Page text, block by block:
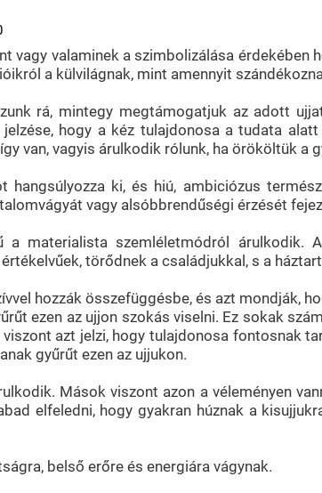
valaminek a szimbolizálása érdekében
a külvilágnak, mint amennyit
rá, mintegy megtámogatjuk az adott
hogy a kéz tulajdonosa a tudata
van, vagyis árulkodik rólunk, ha örököltük a
hangsúlyozza ki, és hiú, ambiciózus
vagy alsóbbrendűségi érzését
a materialista szemléletmódról árulkodik.
törődnek a családjukkal, s a
hozzák összefüggésbe, és azt mondják,
ezen az ujjon szokás viselni. Ez sokak
viszont azt jelzi, hogy tulajdonosa fontosnak
gyűrűt ezen az ujjukon.
Mások viszont azon a véleményen
elfeledni, hogy gyakran húznak a
belső erőre és energiára vágynak.